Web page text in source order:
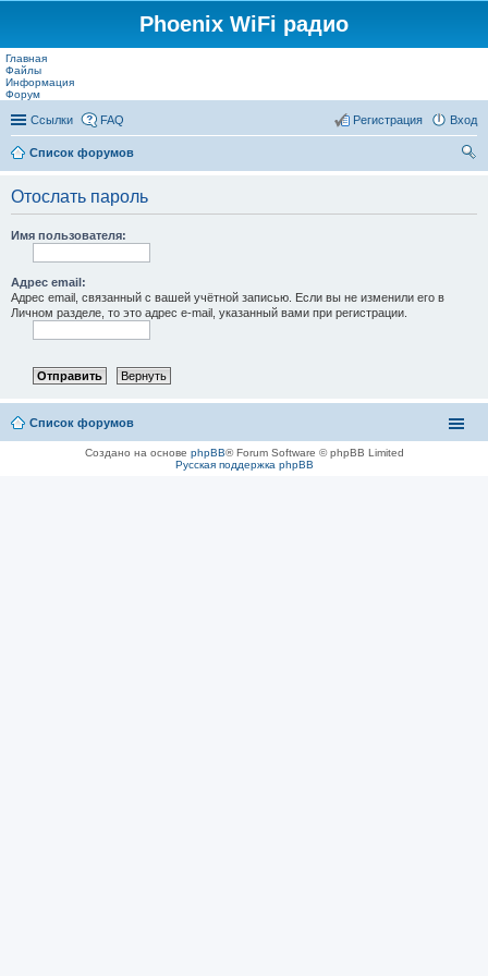
Phoenix WiFi радио
Главная
Файлы
Информация
Форум
Ссылки FAQ Вход
Регистрация
Список форумов
Отослать пароль
Имя пользователя:
Адрес email:
Адрес email, связанный с вашей учётной записью. Если вы не изменили его в
Личном разделе, то это адрес e-mail, указанный вами при регистрации.
Список форумов
Создано на основе phpBB® Forum Software © phpBB Limited
Русская поддержка phpBB